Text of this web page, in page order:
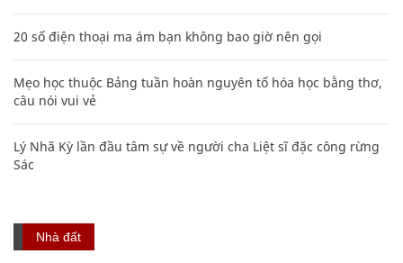
20 số điện thoại ma ám bạn không bao giờ nên gọi
Mẹo học thuộc Bảng tuần hoàn nguyên tố hóa học bằng thơ,
câu nói vui vẻ
Lý Nhã Kỳ lần đầu tâm sự về người cha Liệt sĩ đặc công rừng
Sác
Nhà đất